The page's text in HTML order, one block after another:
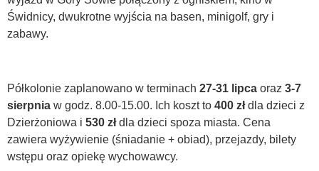
Świdnicy, dwukrotne wyjścia na basen, minigolf, gry i
zabawy.
Półkolonie zaplanowano w terminach 27-31 lipca oraz 3-7
sierpnia w godz. 8.00-15.00. Ich koszt to 400 złdla dzieci z
Dzierżoniowa i 530 złdla dzieci spoza miasta. Cena
zawiera wyżywienie (śniadanie + obiad), przejazdy, bilety
wstępu oraz opiekę wychowawcy.